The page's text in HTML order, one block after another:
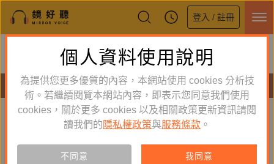
登入 / 註冊
鏡好聽全新APP上線
體驗全面升級，即刻下載
節目
朱嘉漢書評 新到舊 舊到新
個人資料使用說明
為提供您更多優質的內容，本網站使用 cookies 分析技
術。若繼續閱覽本網站內容，即表示您同意我們使用
cookies，關於更多 cookies 以及相關政策更新資訊請閱
讀我們的 隱私權政策與服務條款 。
不同意 我同意